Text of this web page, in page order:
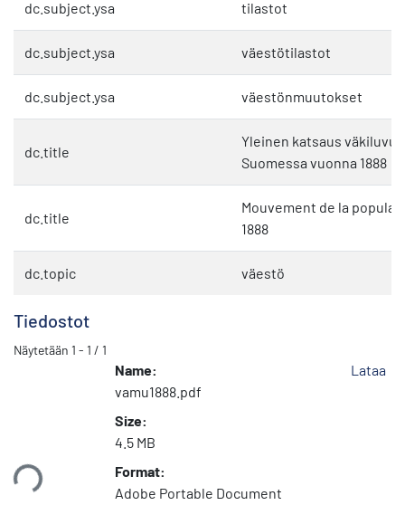
dc.subject.ysa tilastot
dc.subject.ysa väestötilastot
dc.subject.ysa väestönmuutokset
dc.title
Yleinen katsaus
Suomessa vuonna 1888
dc.title
Mouvement de la
1888
dc.topic väestö
Tiedostot
Näytetään 1 - 1 / 1
Name:
vamu1888.pdf
Size:
4.5 MB
Format:
Adobe Portable Document
Lataa